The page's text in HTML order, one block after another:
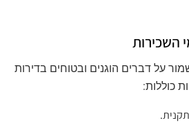
השכירות
על דברים הוגנים ובטוחים בדירות
כוללות: